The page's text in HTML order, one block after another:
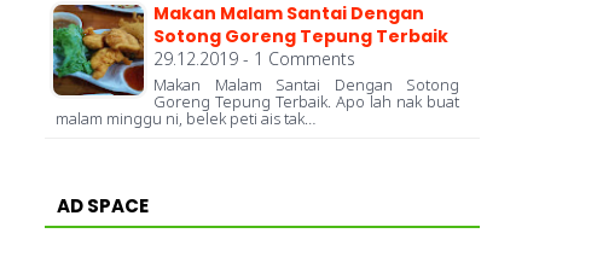
Makan Malam Santai Dengan
Sotong Goreng Tepung Terbaik
29.12.2019 - 1 Comments
Makan Malam Santai Dengan Sotong
Goreng Tepung Terbaik. Apo lah nak buat
malam minggu ni, belek peti ais tak…
AD SPACE